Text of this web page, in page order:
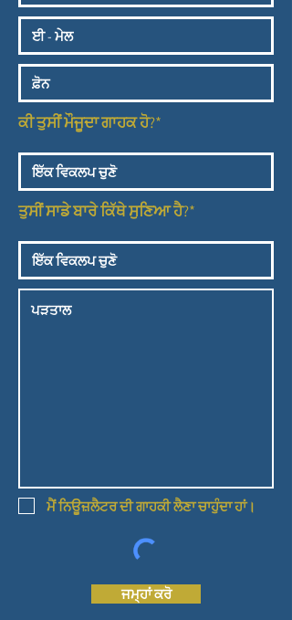
ਕੀ ਤੁਸੀਂ ਮੌਜੂਦਾ ਗਾਹਕ ਹੋ?*
ਤੁਸੀਂ ਸਾਡੇ ਬਾਰੇ ਕਿੱਥੇ ਸੁਣਿਆ ਹੈ?*
ਮੈਂ ਨਿਊਜ਼ਲੈਟਰ ਦੀ ਗਾਹਕੀ ਲੈਣਾ ਚਾਹੁੰਦਾ ਹਾਂ।
ਜਮ੍ਹਾਂ ਕਰੋ